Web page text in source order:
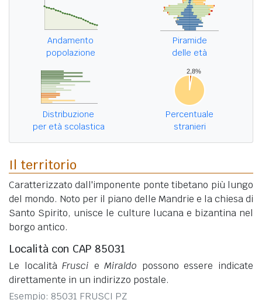
Andamento
popolazione
Piramide
delle età
Distribuzione
per età scolastica
Percentuale
stranieri
Il territorio
Caratterizzato dall'imponente ponte tibetano più lungo
del mondo. Noto per il piano delle Mandrie e la chiesa di
Santo Spirito, unisce le culture lucana e bizantina nel
borgo antico.
Località con CAP 85031
Le localitàFrusci eMiraldo possono essere indicate
direttamente in un indirizzo postale.
Esempio: 85031 FRUSCI PZ